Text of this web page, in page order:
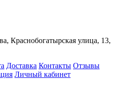
Краснобогатырская улица, 13,
Доставка Контакты Отзывы
Личный кабинет